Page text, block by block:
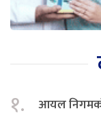
१. आयल निगमको